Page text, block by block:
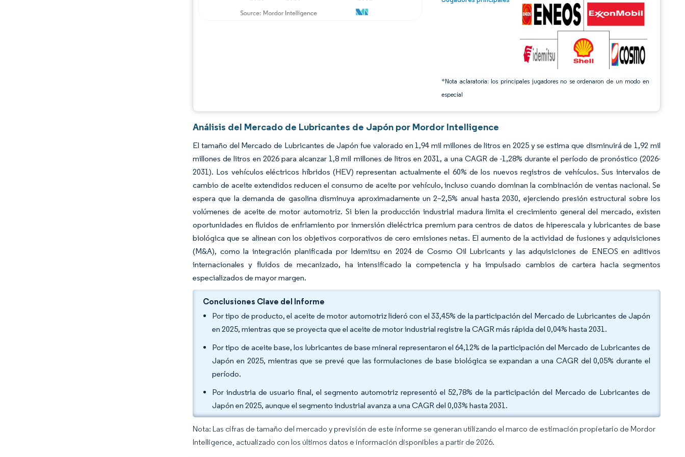
*Nota aclaratoria: los principales jugadores no se ordenaron de un modo en
especial
Análisis del Mercado de Lubricantes de Japón por Mordor Intelligence
El tamaño del Mercado de Lubricantes de Japón fue valorado en 1,94 mil millones de litros en 2025 y se estima que disminuirá de 1,92 mil
millones de litros en 2026 para alcanzar 1,8 mil millones de litros en 2031, a una CAGR de -1,28% durante el período de pronóstico (2026-
2031). Los vehículos eléctricos híbridos (HEV) representan actualmente el 60% de los nuevos registros de vehículos. Sus intervalos de
cambio de aceite extendidos reducen el consumo de aceite por vehículo, incluso cuando dominan la combinación de ventas nacional. Se
espera que la demanda de gasolina disminuya aproximadamente un 2–2,5% anual hasta 2030, ejerciendo presión estructural sobre los
volúmenes de aceite de motor automotriz. Si bien la producción industrial madura limita el crecimiento general del mercado, existen
oportunidades en fluidos de enfriamiento por inmersión dieléctrica premium para centros de datos de hiperescala y lubricantes de base
biológica que se alinean con los objetivos corporativos de cero emisiones netas. El aumento de la actividad de fusiones y adquisiciones
(M&A), como la integración planificada por Idemitsu en 2024 de Cosmo Oil Lubricants y las adquisiciones de ENEOS en aditivos
internacionales y fluidos de mecanizado, ha intensificado la competencia y ha impulsado cambios de cartera hacia segmentos
especializados de mayor margen.
Conclusiones Clave del Informe
Por tipo de producto, el aceite de motor automotriz lideró con el 33,45% de la participación del Mercado de Lubricantes de Japón
en 2025, mientras que se proyecta que el aceite de motor industrial registre la CAGR más rápida del 0,04% hasta 2031.
Por tipo de aceite base, los lubricantes de base mineral representaron el 64,12% de la participación del Mercado de Lubricantes de
Japón en 2025, mientras que se prevé que las formulaciones de base biológica se expandan a una CAGR del 0,05% durante el
período.
Por industria de usuario final, el segmento automotriz representó el 52,78% de la participación del Mercado de Lubricantes de
Japón en 2025, aunque el segmento industrial avanza a una CAGR del 0,03% hasta 2031.
Nota: Las cifras de tamaño del mercado y previsión de este informe se generan utilizando el marco de estimación propietario de Mordor
Intelligence, actualizado con los últimos datos e información disponibles a partir de 2026.